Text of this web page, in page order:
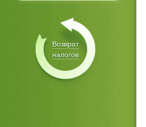
Возврат
налогов